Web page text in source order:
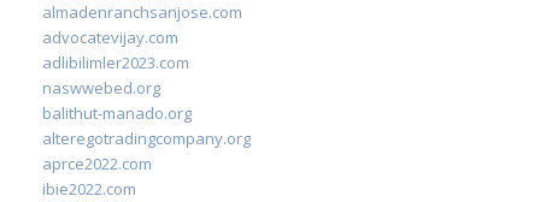
almadenranchsanjose.com
advocatevijay.com
adlibilimler2023.com
naswwebed.org
balithut-manado.org
alteregotradingcompany.org
aprce2022.com
ibie2022.com